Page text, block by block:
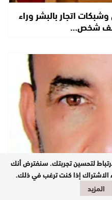
اتجار بالبشر وراء
ويبقى المشهد نفسه
لتحسين تجربتك. سنفترض أنك
إذا كنت ترغب في ذلك.
المزيد